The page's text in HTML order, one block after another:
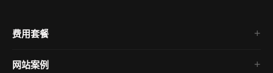
费用套餐
网站案例